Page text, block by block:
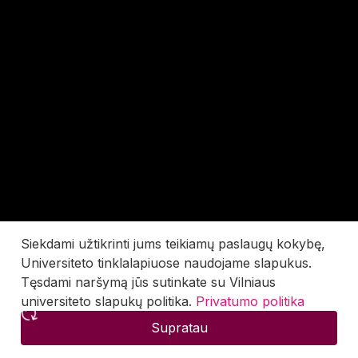
Siekdami užtikrinti jums teikiamų paslaugų kokybę,
Universiteto tinklalapiuose naudojame slapukus.
Tęsdami naršymą jūs sutinkate su Vilniaus
universiteto slapukų politika. Privatumo politika
Supratau